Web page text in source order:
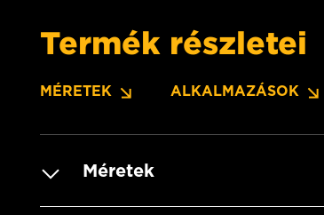
Termék részletei
MÉRETEK ALKALMAZÁSOK
Méretek